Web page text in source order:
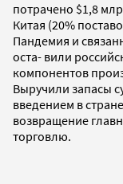
потрачено $1,8
Китая (20%
Пандемия и
оста- вили
компонентов
Выручили запасы
введением в
возвращение
торговлю.